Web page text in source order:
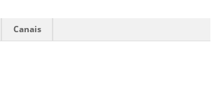
Canais